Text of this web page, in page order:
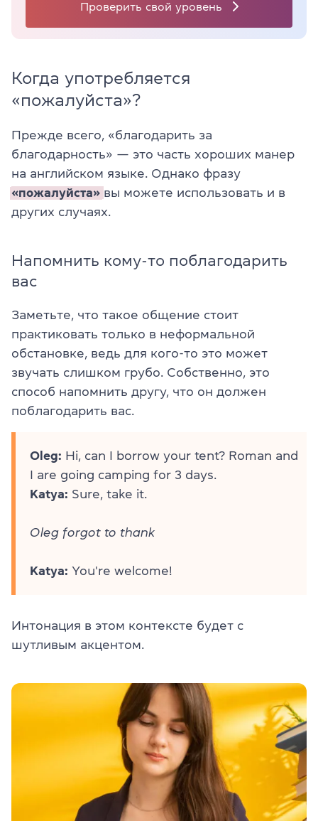
Проверить свой уровень
Когда употребляется
«пожалуйста»?
Прежде всего, «благодарить за
благодарность» — это часть хороших манер
на английском языке. Однако фразу
«пожалуйста» вы можете использовать и в
других случаях.
Напомнить кому-то поблагодарить
вас
Заметьте, что такое общение стоит
практиковать только в неформальной
обстановке, ведь для кого-то это может
звучать слишком грубо. Собственно, это
способ напомнить другу, что он должен
поблагодарить вас.
Oleg: Hi, can I borrow your tent? Roman and
I are going camping for 3 days.
Katya: Sure, take it.
Oleg forgot to thank
Katya: You're welcome!
Интонация в этом контексте будет с
шутливым акцентом.